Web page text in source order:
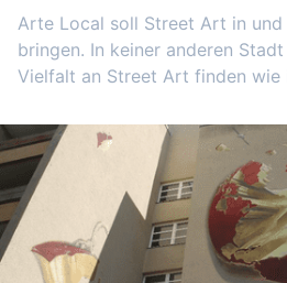
Arte Local soll Street Art in und
bringen. In keiner anderen
Vielfalt an Street Art finden wie